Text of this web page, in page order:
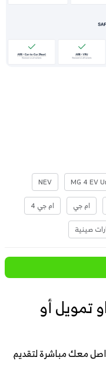
MG 4 EV
NEV
ام جي
ام جي 4
صينية
تمويل أو
معك مباشرة لتقديم